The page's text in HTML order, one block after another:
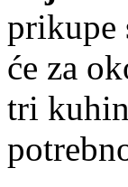
prikupe
će za
tri